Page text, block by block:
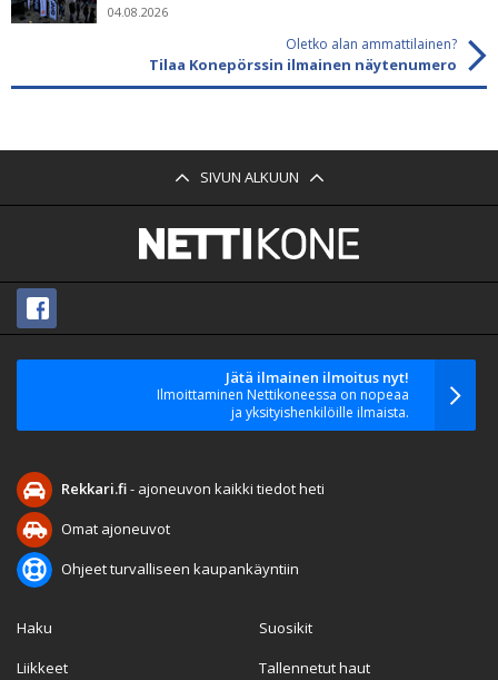
04.08.2026
Oletko alan ammattilainen?
Tilaa Konepörssin ilmainen näytenumero
SIVUN ALKUUN
Jätä ilmainen ilmoitus nyt!
Ilmoittaminen Nettikoneessa on nopeaa
ja yksityishenkilöille ilmaista.
Rekkari.fi- ajoneuvon kaikki tiedot heti
Omat ajoneuvot
Ohjeet turvalliseen kaupankäyntiin
Haku
Liikkeet
Suosikit
Tallennetut haut